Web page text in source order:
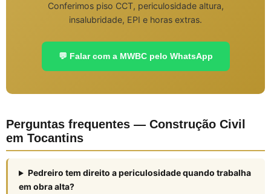
Conferimos piso CCT, periculosidade altura,
insalubridade, EPI e horas extras.
💬 Falar com a MWBC pelo WhatsApp
Perguntas frequentes — Construção Civil
em Tocantins
Pedreiro tem direito a periculosidade quando trabalha
em obra alta?